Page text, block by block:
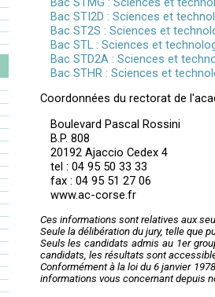
Bac STI2D : Sciences et
Bac ST2S : Sciences et
Bac STL : Sciences et
Bac STD2A : Sciences et
Bac STHR : Sciences et
Coordonnées du rectorat de
Boulevard Pascal Rossini
B.P. 808
20192 Ajaccio Cedex 4
tel : 04 95 50 33 33
fax : 04 95 51 27 06
www.ac-corse.fr
Ces informations sont relatives aux
Seule la délibération du jury, telle que
Seuls les candidats admis au 1er
candidats, les résultats sont
Conformément à la loi du 6 janvier
informations vous concernant depuis